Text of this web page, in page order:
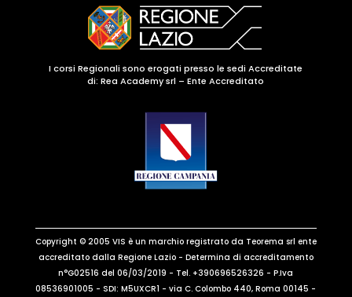
I corsi Regionali sono erogati presso le sedi Accreditate
di: Rea Academy srl – Ente Accreditato
Copyright © 2005 VIS è un marchio registrato da Teorema srl ente
accreditato dalla Regione Lazio - Determina di accreditamento
n°G02516 del 06/03/2019 - Tel. +390696526326 - P.Iva
08536901005 - SDI: M5UXCR1 - via C. Colombo 440, Roma 00145 -